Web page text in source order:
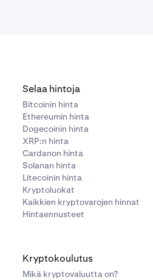
Selaa hintoja
Bitcoinin hinta
Ethereumin hinta
Dogecoinin hinta
XRP:n hinta
Cardanon hinta
Solanan hinta
Litecoinin hinta
Kryptoluokat
Kaikkien kryptovarojen hinnat
Hintaennusteet
Kryptokoulutus
Mikä kryptovaluutta on?